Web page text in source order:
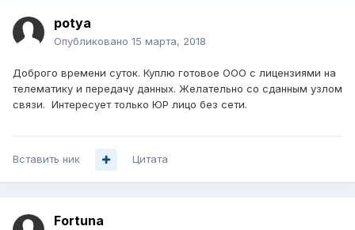
potya
Опубликовано 15 марта, 2018
Доброго времени суток. Куплю готовое ООО с лицензиями на
телематику и передачу данных. Желательно со сданным узлом
связи. Интересует только ЮР лицо без сети.
Вставить ник Цитата
Fortuna